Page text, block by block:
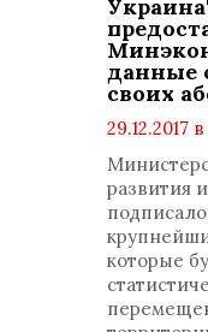
данные
своих
29.12.2017 в
развития
которые